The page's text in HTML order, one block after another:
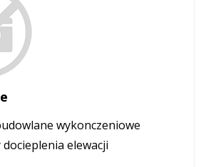
wykonczeniowe
elewacji